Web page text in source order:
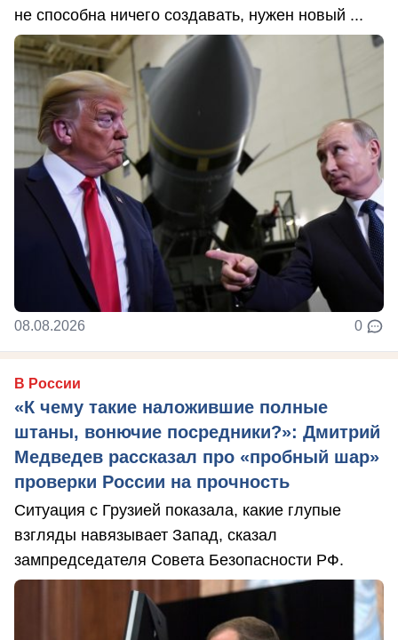
не способна ничего создавать, нужен новый ...
08.08.2026 0
В России
«К чему такие наложившие полные
штаны, вонючие посредники?»: Дмитрий
Медведев рассказал про «пробный шар»
проверки России на прочность
Ситуация с Грузией показала, какие глупые
взгляды навязывает Запад, сказал
зампредседателя Совета Безопасности РФ.